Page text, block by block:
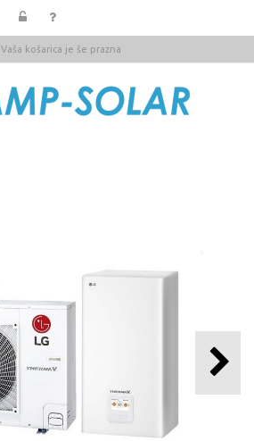
Vaša košarica je še prazna